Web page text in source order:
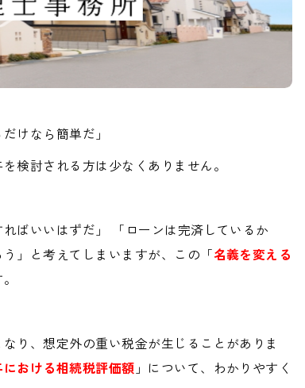
けなら簡単だ」
検討される方は少なくありません。
ばいいはずだ」 「ローンは完済しているか
」と考えてしまいますが、この「名義を変える
なり、想定外の重い税金が生じることがありま
おける相続税評価額 」について、わかりやすく